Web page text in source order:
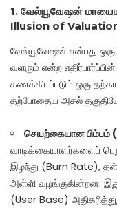
1. வேல்யூவேஷன்
Illusion of
வேல்யூவேஷன் என்பது ஒரு
வளரும் என்ற
கணக்கிடப்படும் ஒரு
தற்போதைய அசல்
செயற்கையான
வாடிக்கையாளர்களைப்
இழந்து (Burn Rate),
அள்ளி வழங்குகின்றன.
(User Base)